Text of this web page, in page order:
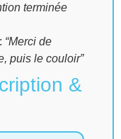
terminée
“Merci de
puis le couloir”
&